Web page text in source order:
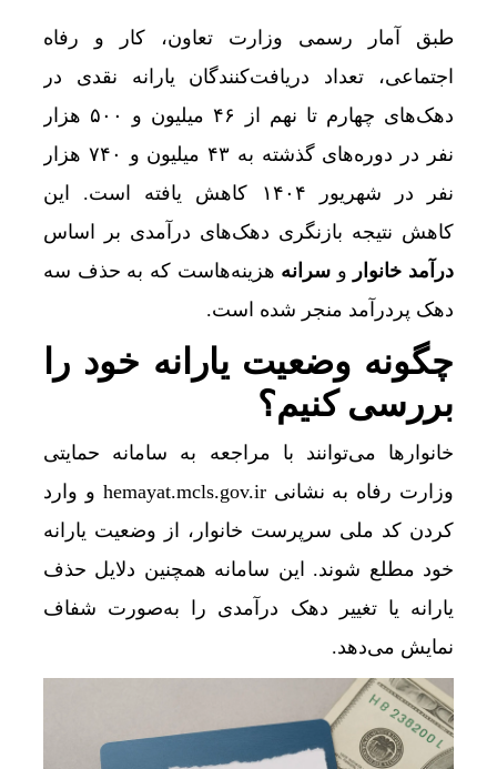
طبق آمار رسمی وزارت تعاون، کار و رفاه
اجتماعی، تعداد دریافت‌کنندگان یارانه نقدی در
دهک‌های چهارم تا نهم از ۴۶ میلیون و ۵۰۰ هزار
نفر در دوره‌های گذشته به ۴۳ میلیون و ۷۴۰ هزار
نفر در شهریور ۱۴۰۴ کاهش یافته است. این
کاهش نتیجه بازنگری دهک‌های درآمدی بر اساس
درآمد خانوار و سرانه هزینه‌هاست که به حذف سه
دهک پردرآمد منجر شده است.
چگونه وضعیت یارانه خود را
بررسی کنیم؟
خانوارها می‌توانند با مراجعه به سامانه حمایتی
وزارت رفاه به نشانی hemayat.mcls.gov.ir و وارد
کردن کد ملی سرپرست خانوار، از وضعیت یارانه
خود مطلع شوند. این سامانه همچنین دلایل حذف
یارانه یا تغییر دهک درآمدی را به‌صورت شفاف
نمایش می‌دهد.